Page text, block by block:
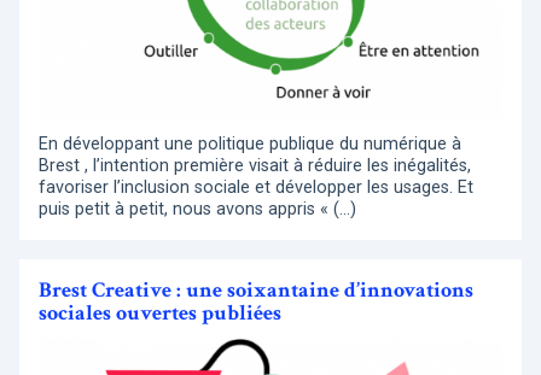
En développant une politique publique du numérique à
Brest , l’intention première visait à réduire les inégalités,
favoriser l’inclusion sociale et développer les usages. Et
puis petit à petit, nous avons appris « (…)
Brest Creative : une soixantaine d’innovations
sociales ouvertes publiées